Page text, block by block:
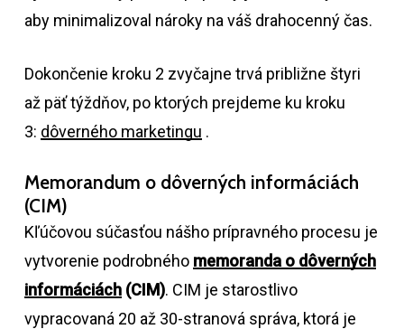
aby minimalizoval nároky na váš drahocenný čas.
Dokončenie kroku 2 zvyčajne trvá približne štyri
až päť týždňov, po ktorých prejdeme ku kroku
3: dôverného marketingu .
Memorandum o dôverných informáciách
(CIM)
Kľúčovou súčasťou nášho prípravného procesu je
vytvorenie podrobného memoranda o dôverných
informáciách(CIM). CIM je starostlivo
vypracovaná 20 až 30-stranová správa, ktorá je